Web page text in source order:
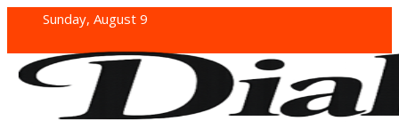
Sunday, August 9